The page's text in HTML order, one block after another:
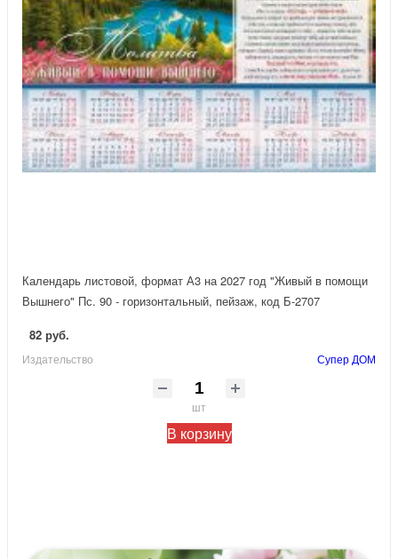
Календарь листовой, формат А3 на 2027 год "Живый в помощи
Вышнего" Пс. 90 - горизонтальный, пейзаж, код Б-2707
82 руб.
Издательство Супер ДОМ
шт
В корзину